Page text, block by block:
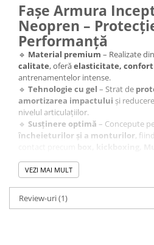
Fașe Armura
Neopren –
Performanță
🔹 Material premium – Realizate din
calitate, oferăelasticitate,
antrenamentelor intense.
🔹 Tehnologie cu gel – Strat de
amortizarea impactului și
nivelul articulațiilor.
🔹 Susținere optimă – Concepute
încheieturilor și a monturilor,
prin serigrafie
ajustare perfectă și o fixare stabilă
antrenamentului.
VEZI MAI MULT
Review-uri(1)